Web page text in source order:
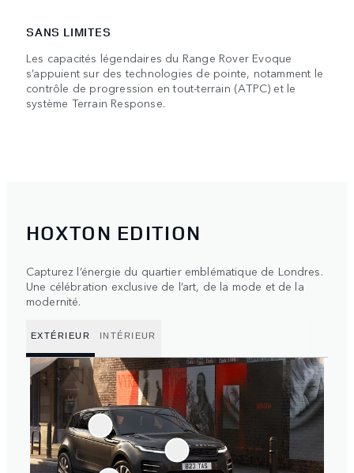
SANS LIMITES
Les capacités légendaires du Range Rover Evoque
s’appuient sur des technologies de pointe, notamment le
contrôle de progression en tout-terrain (ATPC) et le
système Terrain Response.
HOXTON EDITION
Capturez l’énergie du quartier emblématique de Londres.
Une célébration exclusive de l’art, de la mode et de la
modernité.
EXTÉRIEUR INTÉRIEUR